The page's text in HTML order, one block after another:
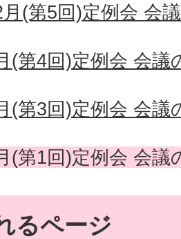
(第5回)定例会 会
(第4回)定例会 会議
(第3回)定例会 会議
(第1回)定例会 会議
るページ